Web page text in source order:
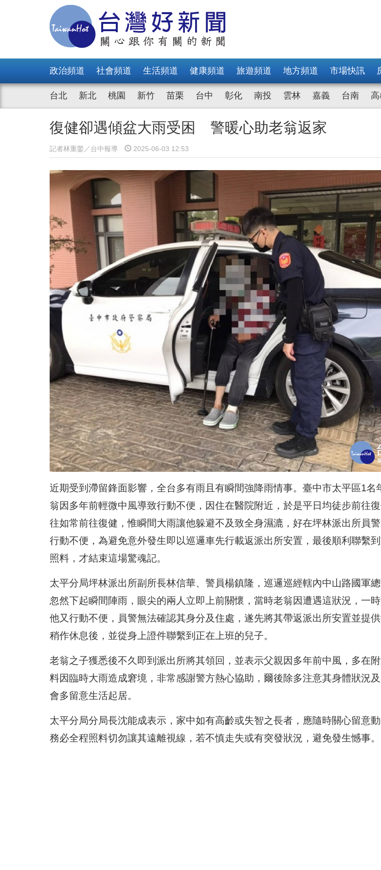
政治頻道 社會頻道 生活頻道 健康頻道 旅遊頻道 地方頻道 市場快訊
台北 新北 桃園 新竹 苗栗 台中 彰化 南投 雲林 嘉義 台南
復健卻遇傾盆大雨受困 警暖心助老翁返家
記者林重鎣／台中報導 2025-06-03 12:53
近期受到滯留鋒面影響，全台多有雨且有瞬間強降雨情事。臺中市太平區1名
翁因多年前輕微中風導致行動不便， 因住在醫院附近，於是平日均徒步前往復
往如常前往復健，惟瞬間大雨讓他躲避不及致全身濕漉， 好在坪林派出所員
行動不便， 為避免意外發生即以巡邏車先行載返派出所安置， 最後順利聯繫
照料，才結束這場驚魂記。
太平分局坪林派出所副所長林信華、警員楊鎮隆， 巡邏巡經轄內中山路國軍
忽然下起瞬間陣雨， 眼尖的兩人立即上前關懷，當時老翁因遭遇這狀況，一時
他又行動不便，員警無法確認其身分及住處， 遂先將其帶返派出所安置並提
稍作休息後， 並從身上證件聯繫到正在上班的兒子。
老翁之子獲悉後不久即到派出所將其領回， 並表示父親因多年前中風，多在附
料因臨時大雨造成窘境，非常感謝警方熱心協助， 爾後除多注意其身體狀況
會多留意生活起居。
太平分局分局長沈能成表示，家中如有高齡或失智之長者， 應隨時關心留意
務必全程照料切勿讓其遠離視線， 若不慎走失或有突發狀況，避免發生憾事。